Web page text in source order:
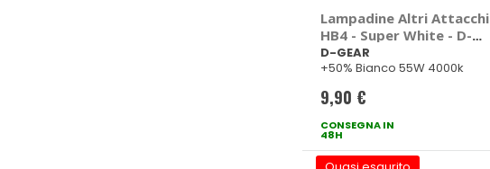
Lampadine Altri Attacchi
HB4 - Super White - D-
GEAR
D-GEAR
+50% Bianco 55W 4000k
9,90 €
CONSEGNA IN
48H